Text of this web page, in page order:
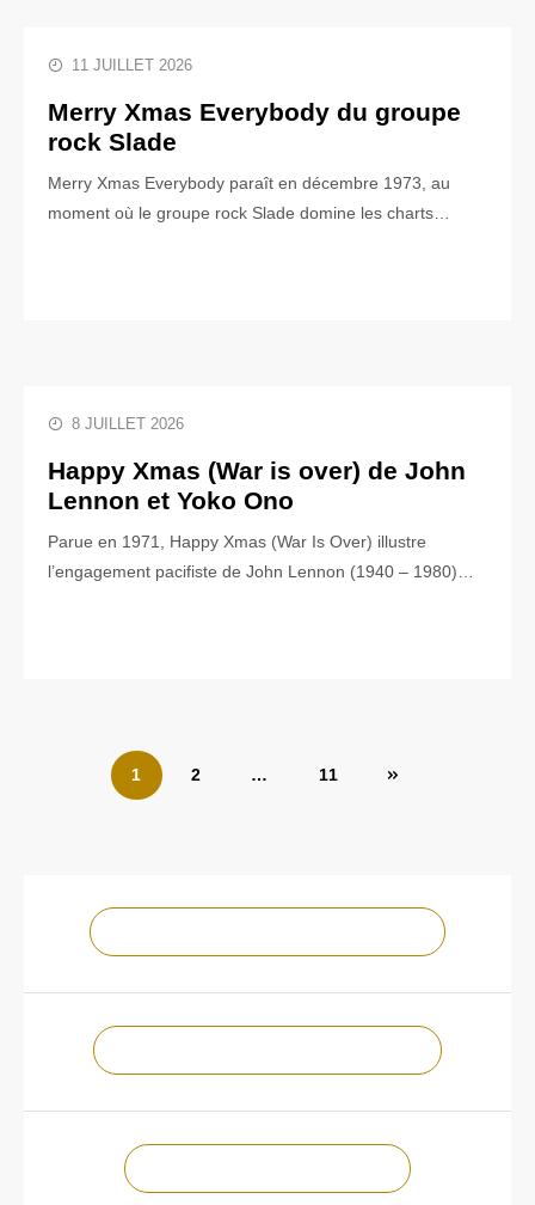
11 JUILLET 2026
Merry Xmas Everybody du groupe
rock Slade
Merry Xmas Everybody paraît en décembre 1973, au
moment où le groupe rock Slade domine les charts…
8 JUILLET 2026
Happy Xmas (War is over) de John
Lennon et Yoko Ono
Parue en 1971, Happy Xmas (War Is Over) illustre
l’engagement pacifiste de John Lennon (1940 – 1980)…
Pagination
1 2 … 11